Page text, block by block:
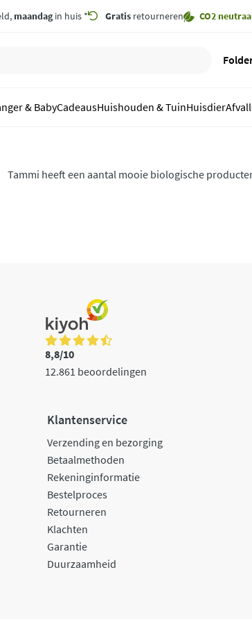
maandagin huis * Gratis retourneren CO2
& BabyCadeausHuishouden & TuinHuisdier
Tammi heeft een aantal mooie biologische
8,8/10
12.861 beoordelingen
Klantenservice
Verzending en bezorging
Betaalmethoden
Rekeninginformatie
Bestelproces
Retourneren
Klachten
Garantie
Duurzaamheid